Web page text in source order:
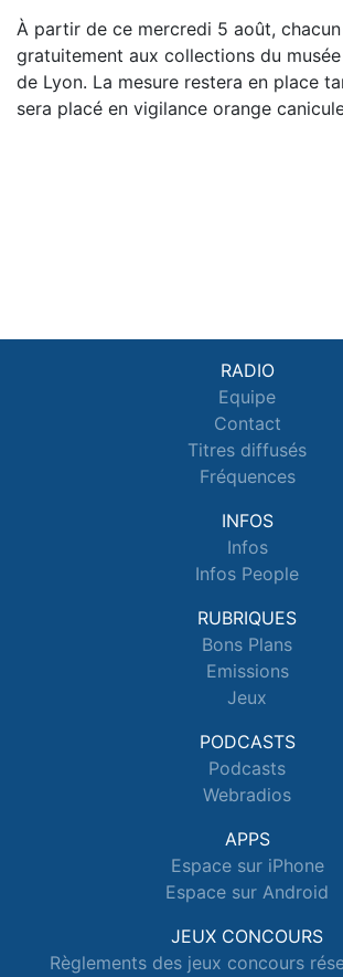
À partir de ce mercredi 5 août,
gratuitement aux collections du
de Lyon. La mesure restera en place
sera placé en vigilance orange
RADIO
Equipe
Contact
Titres diffusés
Fréquences
INFOS
Infos
Infos People
RUBRIQUES
Bons Plans
Emissions
Jeux
PODCASTS
Podcasts
Webradios
APPS
Espace sur iPhone
Espace sur Android
JEUX CONCOURS
Règlements des jeux concours